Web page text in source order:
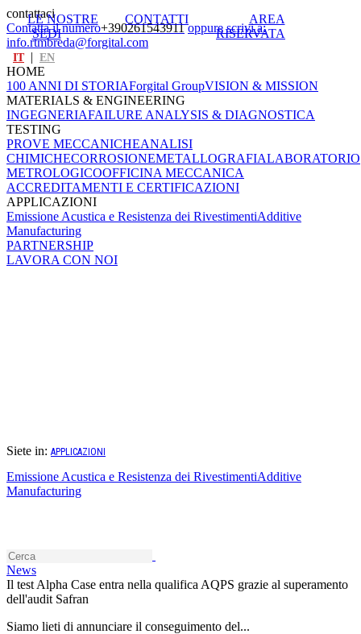
contattaci
Contatta il numero+390261543911 oppure scrivi a:
info.rtmbreda@forgital.com
IT | EN
LE NOSTRE
SEDI
CONTATTI
AREA
RISERVATA
HOME
100 ANNI DI STORIAForgital GroupVISION & MISSION
MATERIALS & ENGINEERING
INGEGNERIAFAILURE ANALYSIS & DIAGNOSTICA
TESTING
PROVE MECCANICHEANALISI
CHIMICHECORROSIONEMETALLOGRAFIALABORATORIO
METROLOGICOOFFICINA MECCANICA
ACCREDITAMENTI E CERTIFICAZIONI
APPLICAZIONI
Emissione Acustica e Resistenza dei RivestimentiAdditive
Manufacturing
PARTNERSHIP
LAVORA CON NOI
Siete in: APPLICAZIONI
Emissione Acustica e Resistenza dei RivestimentiAdditive
Manufacturing
News
Il test Alpha Case entra nella qualifica AQPS grazie al superamento
dell'audit Safran
Siamo lieti di annunciare il conseguimento del...